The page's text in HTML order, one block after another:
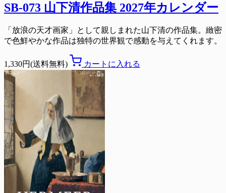
SB-073 山下清作品集 2027年カレンダー
「放浪の天才画家」として親しまれた山下清の作品集。緻密
で色鮮やかな作品は独特の世界観で感動を与えてくれます。
1,330円(送料無料) カートに入れる